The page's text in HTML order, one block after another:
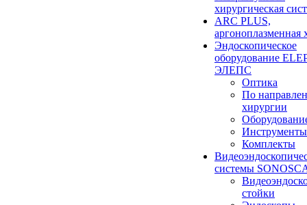
хирургическая
ARC PLUS,
аргоноплазменная
Эндоскопическое
оборудование
ЭЛЕПС
Оптика
По
хирургии
Инструменты
Комплекты
системы
стойки